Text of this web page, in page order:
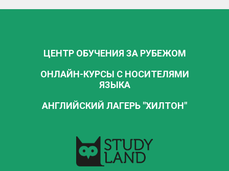
ЦЕНТР ОБУЧЕНИЯ ЗА РУБЕЖОМ
ОНЛАЙН-КУРСЫ С НОСИТЕЛЯМИ
ЯЗЫКА
АНГЛИЙСКИЙ ЛАГЕРЬ "ХИЛТОН"